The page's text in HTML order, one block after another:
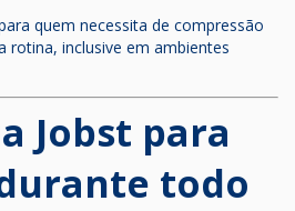
quem necessita de compressão
rotina, inclusive em ambientes
Jobst para
todo